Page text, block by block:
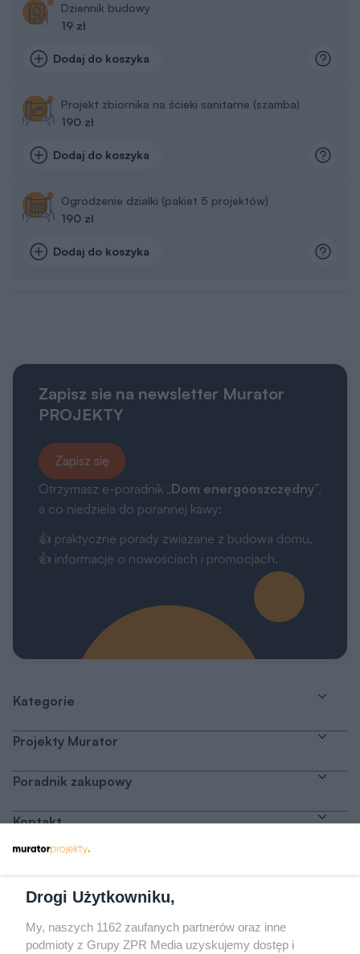
Dziennik budowy
19 zł
Dodaj do koszyka
Projekt zbiornika na ścieki sanitarne (szamba)
190 zł
Dodaj do koszyka
Ogrodzenie działki (pakiet 5 projektów)
190 zł
Dodaj do koszyka
Zapisz sie na newsletter Murator
PROJEKTY
Zapisz się
Otrzymasz e-poradnik „Dom energooszczędny”,
a co niedziela do porannej kawy:
👍 praktyczne porady związane z budową domu,
👍 informacje o nowościach i promocjach.
Kategorie
Projekty Murator
Poradnik zakupowy
Kontakt
Drogi Użytkowniku,
My, naszych 1162 zaufanych partnerów oraz inne
podmioty z Grupy ZPR Media uzyskujemy dostęp i